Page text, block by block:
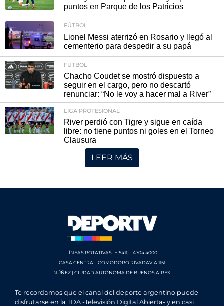
puntos en Parque de los Patricios
FÚTBOL
Lionel Messi aterrizó en Rosario y llegó al
cementerio para despedir a su papá
FUTBOL
Chacho Coudet se mostró dispuesto a
seguir en el cargo, pero no descartó
renunciar: “No le voy a hacer mal a River”
LIGA PROFESIONAL
River perdió con Tigre y sigue en caída
libre: no tiene puntos ni goles en el Torneo
Clausura
LEER MÁS
LÍNEAS ROTATIVAS.: +(5411) - 4704 4000
CASA CENTRAL: COMODORO RIVADAVIA 1151
NÚÑEZ | CIUDAD AUTÓNOMA DE BUENOS AIRES
Te recordamos que el canal del deporte argentino puede
disfrutarse en la TDA -Televisión Digital Abierta- y en casi